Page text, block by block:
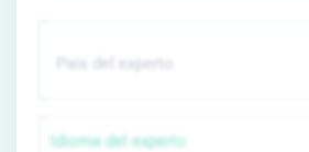
Idioma del experto